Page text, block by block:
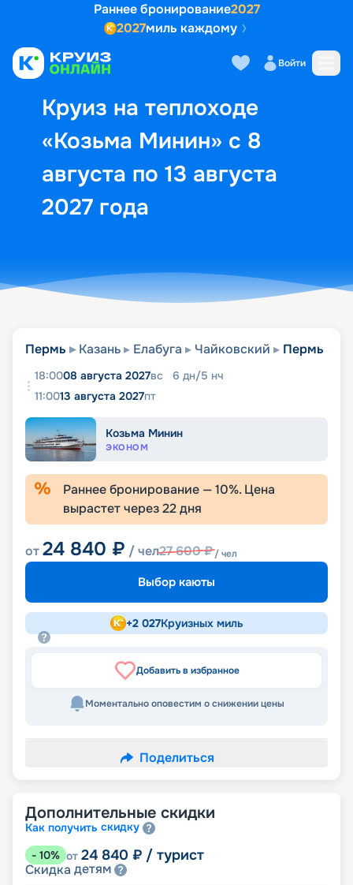
Раннее бронирование2027
2027миль каждому
Войти
Круиз на теплоходе
«Козьма Минин» с 8
августа по 13 августа
2027 года
Выбор кают Маршрут и
Пермь Казань Елабуга Чайковский Пермь
18:0008 августа 2027вс 6 дн/5 нч
11:0013 августа 2027пт
Козьма Минин
ЭКОНОМ
Раннее бронирование —10%. Цена
вырастет через22дня
от24 840 ₽ / чел27 600₽/ чел
Выбор каюты
+2 027Круизных миль
Добавить в избранное
Моментально оповестим о снижении цены
Поделиться
Дополнительные скидки
Как получить скидку
- 10% от 24 840 ₽ / турист
Скидка детям